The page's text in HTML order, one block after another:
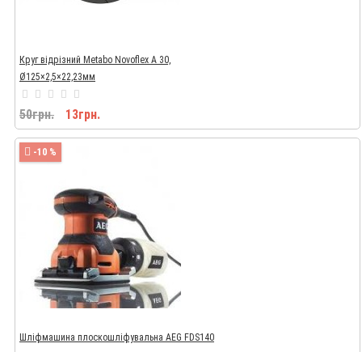
Круг відрізний Metabo Novoflex A 30,
Ø125×2,5×22,23мм
50грн. 13грн.
-10 %
Шліфмашина плоскошліфувальна AEG FDS140